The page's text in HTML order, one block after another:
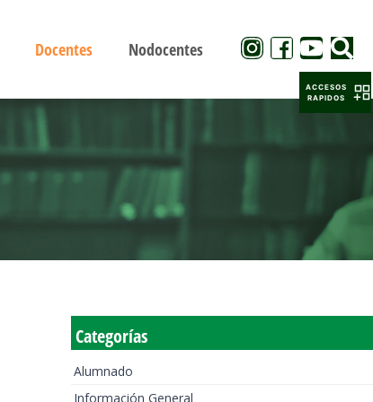
Docentes Nodocentes
Categorías
Alumnado
Información General
ACCESOS
RAPIDOS